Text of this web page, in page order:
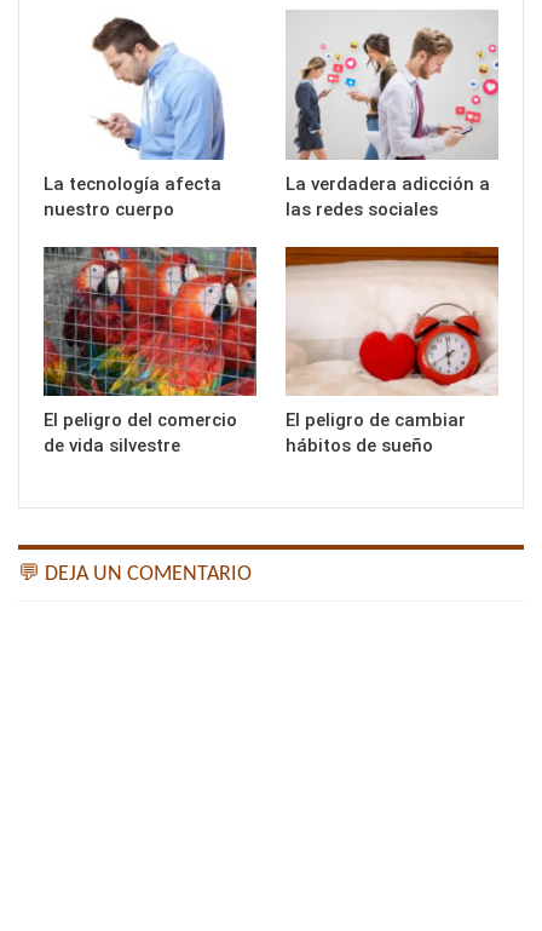
La tecnología afecta
nuestro cuerpo
La verdadera adicción a
las redes sociales
El peligro del comercio
de vida silvestre
El peligro de cambiar
hábitos de sueño
💬 DEJA UN COMENTARIO